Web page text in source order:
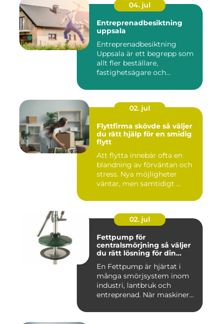
04. jul
Entreprenadbesiktning
uppsala
Entreprenadbesiktning
Uppsala är ett begrepp som
allt fler beställare,
fastighetsägare och
02. jul
Flyttfirma skövde så väljer
du rätt hjälp för en smidig
flytt
Att flytta innebär ofta en
blandning av förväntan och
stress. Nya möjligheter
väntar, men samtidigt ...
02. jul
Fettpump för
centralsmörjning så väljer
du rätt lösning för din
En Fettpump är hjärtat i
många smörjsystem inom
industri, lantbruk och
entreprenad. När maskiner